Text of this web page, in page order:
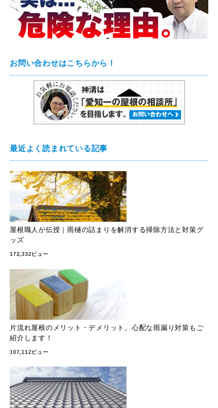
お問い合わせはこちらから！
最近よく読まれている記事
屋根職人が伝授｜雨樋の詰まりを解消する掃除方法と対策グ
ッズ
172,332ビュー
片流れ屋根のメリット・デメリット。心配な雨漏り対策もご
紹介します！
107,112ビュー